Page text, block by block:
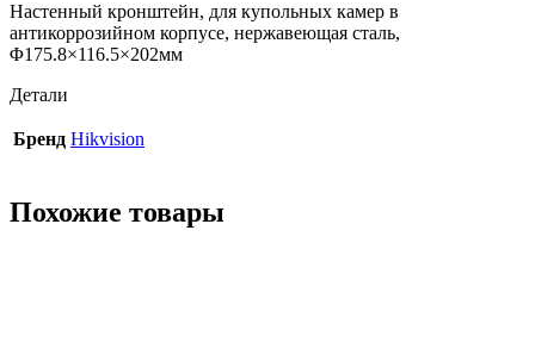
Настенный кронштейн, для купольных камер в
антикоррозийном корпусе, нержавеющая сталь,
Φ175.8×116.5×202мм
Детали
Бренд Hikvision
Похожие товары